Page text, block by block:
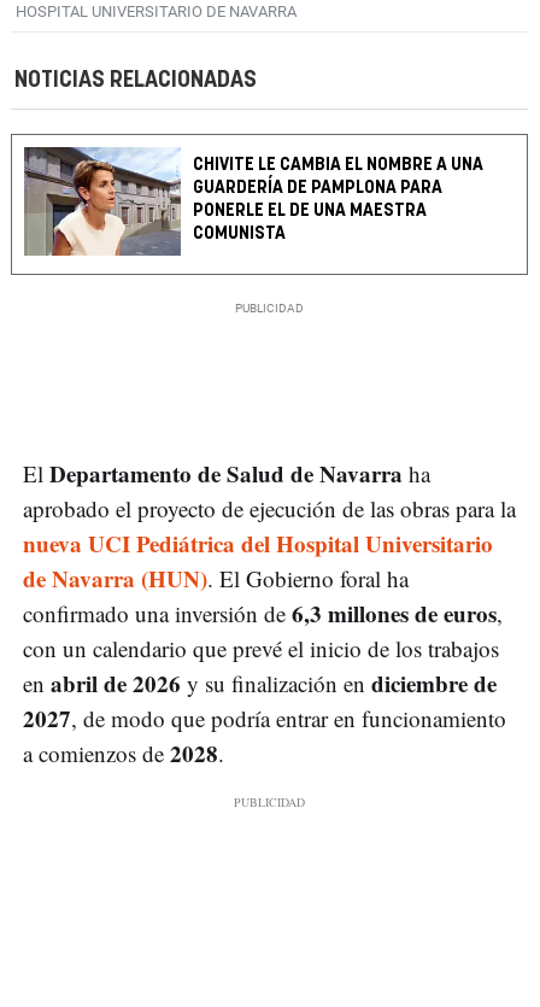
HOSPITAL UNIVERSITARIO DE NAVARRA
NOTICIAS RELACIONADAS
CHIVITE LE CAMBIA EL NOMBRE A UNA
GUARDERÍA DE PAMPLONA PARA
PONERLE EL DE UNA MAESTRA
COMUNISTA
El Departamento de Salud de Navarra ha
aprobado el proyecto de ejecución de las obras para la
nueva UCI Pediátrica del Hospital Universitario
de Navarra (HUN). El Gobierno foral ha
confirmado una inversión de 6,3 millones de euros,
con un calendario que prevé el inicio de los trabajos
en abril de 2026 y su finalización en diciembre de
2027, de modo que podría entrar en funcionamiento
a comienzos de 2028.